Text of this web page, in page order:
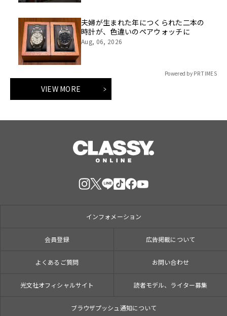
夫婦が生まれた年につくられた二本の
時計が、色違いのペアウォッチに
Aug, 06, 2026
Powered by PR TIMES
VIEW MORE
インフォメーション
会員登録 広告掲載について
よくあるご質問 お問い合わせ
光文社オフィシャルサイト 読者モデル、ライター募集
ブラウザプッシュ通知について